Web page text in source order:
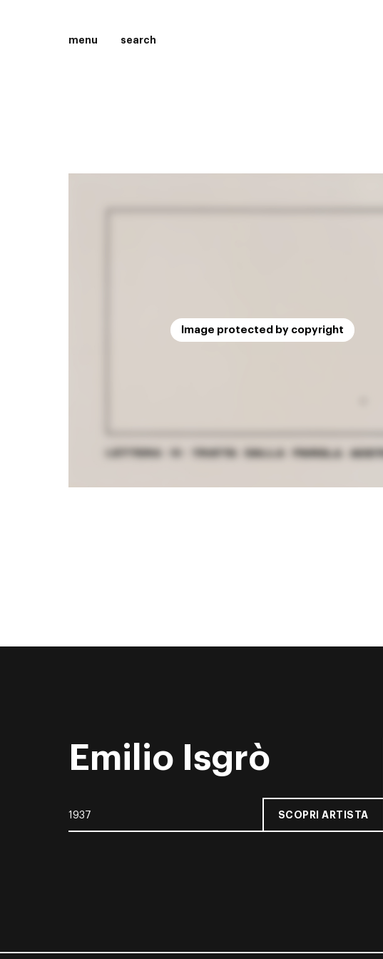
menu search
Image protected by copyright
Emilio Isgrò
1937 SCOPRI ARTISTA